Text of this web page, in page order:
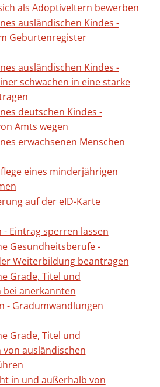
als Adoptiveltern bewerben
ausländischen Kindes -
Geburtenregister
ausländischen Kindes -
schwachen in eine starke
deutschen Kindes -
Amts wegen
erwachsenen Menschen
eines minderjährigen
auf der eID-Karte
- Eintrag sperren lassen
Gesundheitsberufe -
Weiterbildung beantragen
Grade, Titel und
bei anerkannten
- Gradumwandlungen
Grade, Titel und
von ausländischen
in und außerhalb von